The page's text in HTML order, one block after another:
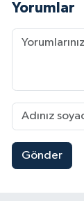
Yorumlar
Gönder